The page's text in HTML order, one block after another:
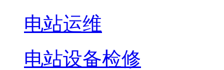
电站运维
电站设备检修